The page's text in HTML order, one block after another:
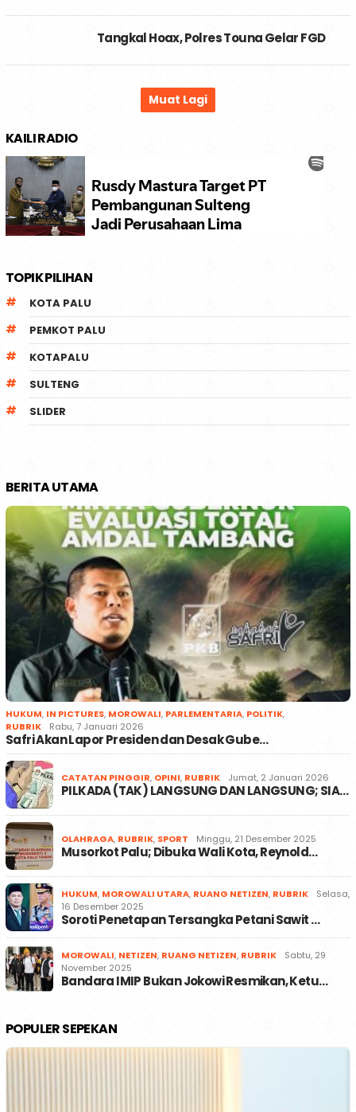
Tangkal Hoax, Polres Touna Gelar FGD
KAILI RADIO
TOPIK PILIHAN
KOTA PALU
PEMKOT PALU
KOTAPALU
SULTENG
SLIDER
BERITA UTAMA
HUKUM, IN PICTURES, MOROWALI, PARLEMENTARIA, POLITIK,
RUBRIK
Rabu, 7 Januari 2026
Safri Akan Lapor Presiden dan Desak Gube…
CATATAN PINGGIR, OPINI, RUBRIK Jumat, 2 Januari 2026
PILKADA (TAK) LANGSUNG DAN LANGSUNG; SIA…
OLAHRAGA, RUBRIK, SPORT Minggu, 21 Desember 2025
Musorkot Palu; Dibuka Wali Kota, Reynold…
HUKUM, MOROWALI UTARA, RUANG NETIZEN, RUBRIK
Selasa,
16 Desember 2025
Soroti Penetapan Tersangka Petani Sawit …
MOROWALI, NETIZEN, RUANG NETIZEN, RUBRIK
Sabtu, 29
November 2025
Bandara IMIP Bukan Jokowi Resmikan, Ketu…
POPULER SEPEKAN